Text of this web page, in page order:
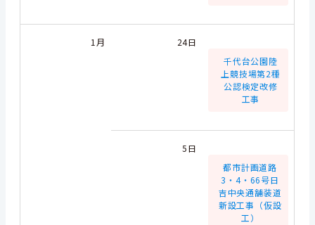
1月
24日
千代台公園陸
上競技場第2種
公認検定改修
工事
5日
都市計画道路
3・4・66号日
吉中央通舗装道
新設工事（仮設
工）